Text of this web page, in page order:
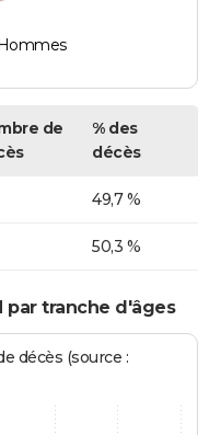
de
% des
décès
49,7 %
50,3 %
par tranche d'âges
décès (source :